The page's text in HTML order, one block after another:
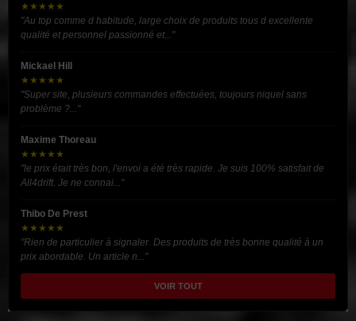
★★★★★
"Au top comme d habitude, large choix de produits tous d excellente
qualité et personnel passionné et..."
Mickael Hill
★★★★★
"Super site, plusieurs commandes effectuées, toujours niquel sans
problème ?..."
Maxime Thoreau
★★★★★
"le prix était très bon, l'envoi a été très rapide. Je suis 100% satisfait de
All4drift. Je ne connai..."
Thibo De Prest
★★★★★
"Rien de particulier à signaler. Des produits de très bonne qualité à un
prix abordable. Un article n..."
VOIR TOUT